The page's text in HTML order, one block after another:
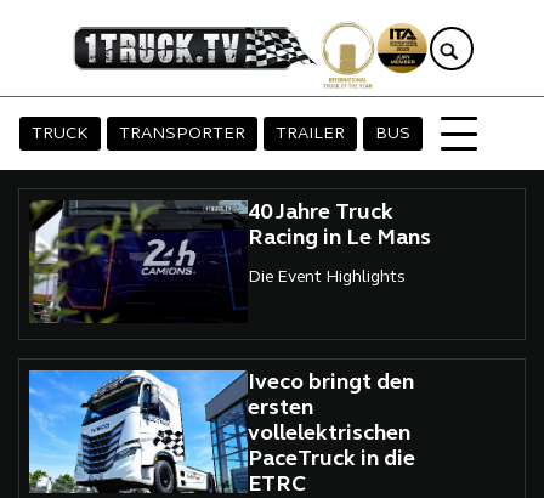
TRUCK TRANSPORTER TRAILER BUS
40 Jahre Truck
Racing in Le Mans
Die Event Highlights
Iveco bringt den
ersten
vollelektrischen
PaceTruck in die
ETRC